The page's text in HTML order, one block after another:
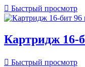
 Быстрый просмотр
Картридж 16-
 Быстрый просмотр